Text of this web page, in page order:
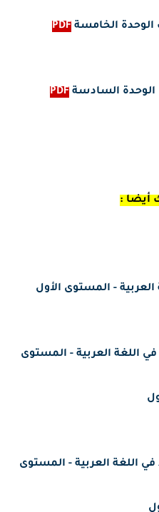
الوحدة الخامسة PDF
الوحدة السادسة PDF
أيضا :
- المستوى الأول
اللغة العربية - المستوى